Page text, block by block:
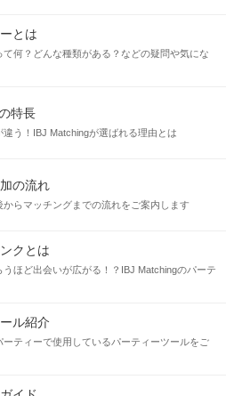
とは
て何？どんな種類がある？などの疑問や気にな
特長
う！IBJ Matchingが選ばれる理由とは
の流れ
からマッチングまでの流れをご案内します
クとは
うほど出会いが広がる！？IBJ Matchingのパーテ
ル紹介
ーティーで使用しているパーティーツールをご